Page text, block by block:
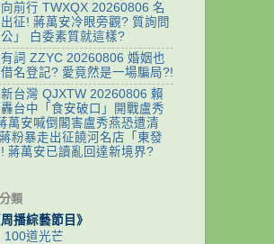
前行 TWXQX 20260806 名
征! 蔣萬安冷眼旁觀? 質詢問
公」 白委素質就這樣?
詞 ZZYC 20260806 婚姻也
借名登記? 愛竟然是一場騙局?!
台灣 QJXTW 20260806 賴
台中「食安破口」開戰盧秀
萬安喊倒閣害盧秀燕恐遭清
粉暴走出征饒河名店「東發
蔣萬安已讀亂回達新境界?
類
周播綜藝節目》
100道光芒